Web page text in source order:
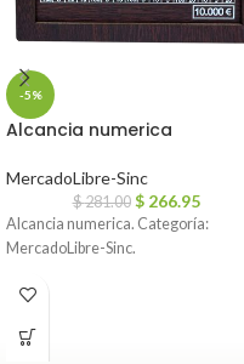
-5%
Alcancia numerica
MercadoLibre-Sinc
$281.00 $ 266.95
Alcancia numerica. Categoría:
MercadoLibre-Sinc.